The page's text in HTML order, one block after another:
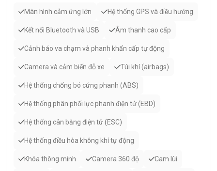
Màn hình cảm ứng lớn Hệ thống GPS và điều hướng
Kết nối Bluetooth và USB Âm thanh cao cấp
Cảnh báo va chạm và phanh khẩn cấp tự động
Camera và cảm biến đỗ xe Túi khí (airbags)
Hệ thống chống bó cứng phanh (ABS)
Hệ thống phân phối lực phanh điện tử (EBD)
Hệ thống cân bằng điện tử (ESC)
Hệ thống điều hòa không khí tự động
Khóa thông minh Camera 360 độ Cam lùi